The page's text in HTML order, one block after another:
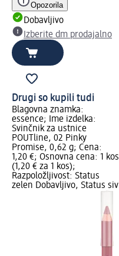
Opozorila
Dobavljivo
Izberite dm prodajalno
Drugi so kupili tudi
Blagovna znamka:
essence; Ime izdelka:
Svinčnik za ustnice
POUTline, 02 Pinky
Promise, 0,62 g; Cena:
1,20 €; Osnovna cena: 1 kos
(1,20 € za 1 kos);
Razpoložljivost: Status
zelen Dobavljivo, Status siv